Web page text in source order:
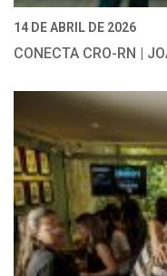
14 DE ABRIL DE 2026
CONECTA CRO-RN |